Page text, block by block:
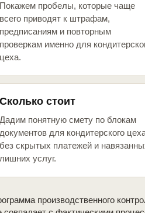
Покажем пробелы, которые чаще
всего приводят к штрафам,
предписаниям и повторным
проверкам именно для
цеха.
Сколько стоит
Дадим понятную смету по блокам
документов для кондитерского
без скрытых платежей и
лишних услуг.
производственного